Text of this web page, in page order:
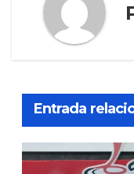
Entrada